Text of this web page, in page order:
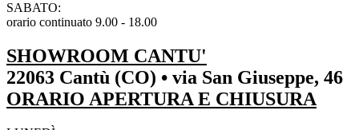
SABATO:
orario continuato 9.00 - 18.00
SHOWROOM CANTU'
22063 Cantù (CO) • via San Giuseppe, 46
ORARIO APERTURA E CHIUSURA